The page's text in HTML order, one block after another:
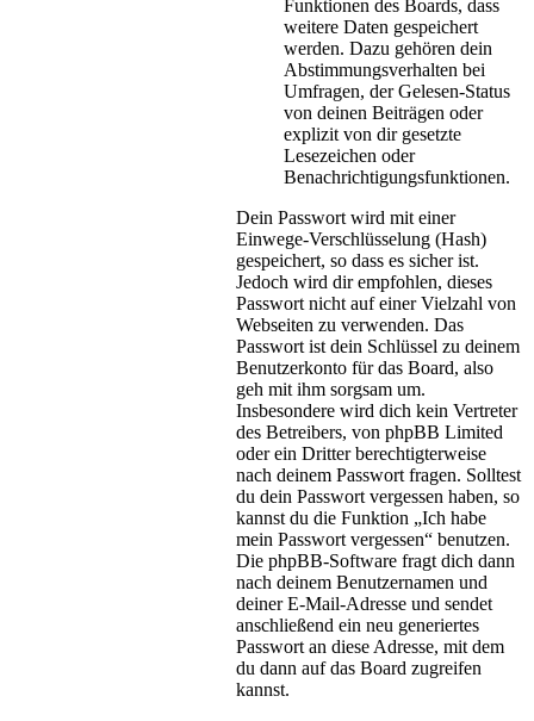
Funktionen des Boards, dass
weitere Daten gespeichert
werden. Dazu gehören dein
Abstimmungsverhalten bei
Umfragen, der Gelesen-Status
von deinen Beiträgen oder
explizit von dir gesetzte
Lesezeichen oder
Benachrichtigungsfunktionen.
Dein Passwort wird mit einer
Einwege-Verschlüsselung (Hash)
gespeichert, so dass es sicher ist.
Jedoch wird dir empfohlen, dieses
Passwort nicht auf einer Vielzahl von
Webseiten zu verwenden. Das
Passwort ist dein Schlüssel zu deinem
Benutzerkonto für das Board, also
geh mit ihm sorgsam um.
Insbesondere wird dich kein Vertreter
des Betreibers, von phpBB Limited
oder ein Dritter berechtigterweise
nach deinem Passwort fragen. Solltest
du dein Passwort vergessen haben, so
kannst du die Funktion „Ich habe
mein Passwort vergessen“ benutzen.
Die phpBB-Software fragt dich dann
nach deinem Benutzernamen und
deiner E-Mail-Adresse und sendet
anschließend ein neu generiertes
Passwort an diese Adresse, mit dem
du dann auf das Board zugreifen
kannst.